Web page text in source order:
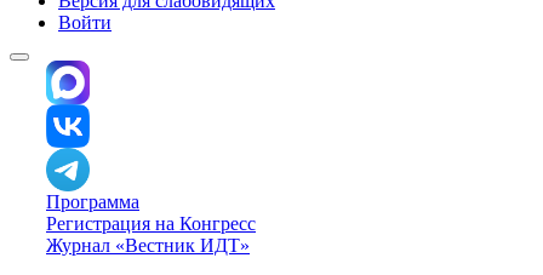
Войти
Программа
Регистрация на Конгресс
Журнал «Вестник ИДТ»